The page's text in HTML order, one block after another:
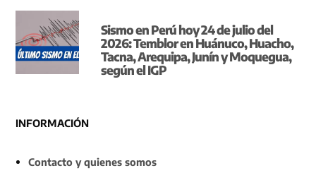
Sismo en Perú hoy 24 de julio del
2026: Temblor en Huánuco, Huacho,
Tacna, Arequipa, Junín y Moquegua,
según el IGP
INFORMACIÓN
Contacto y quienes somos